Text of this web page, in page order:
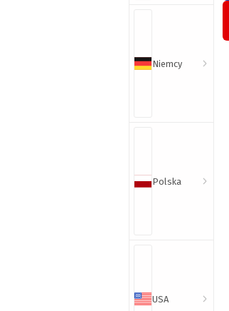
Niemcy
Polska
USA